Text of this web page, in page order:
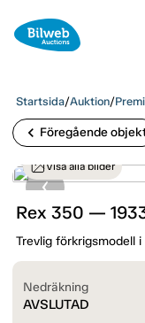
Startsida/Auktion/
chevron_left Föregående
Visa alla bilder
Rex 350 —
Trevlig förkrigsmodell
Nedräkning
AVSLUTAD